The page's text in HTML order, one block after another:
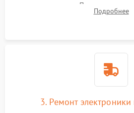
амортизаторов. Проверка
крестовины на износ, аПодробнее
3. Ремонт электроники